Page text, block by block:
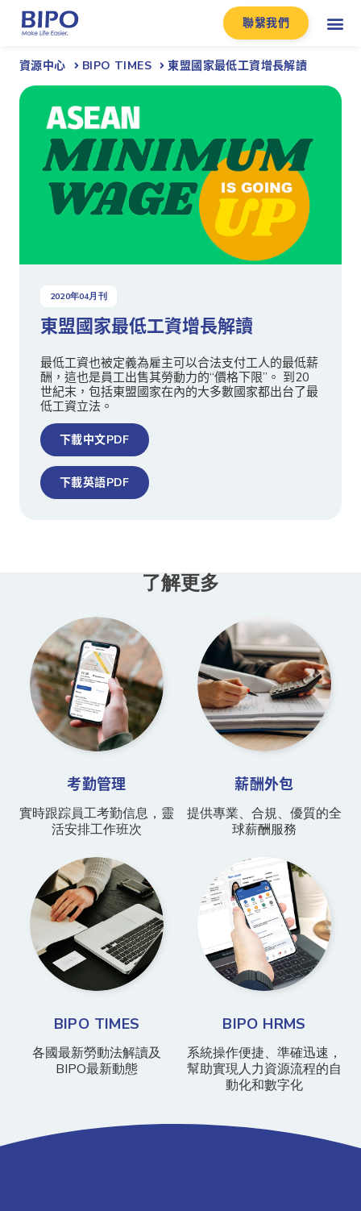
聯繫我們
資源中心 BIPO TIMES 東盟國家最低工資增長解讀
2020年04月刊
東盟國家最低工資增長解讀
最低工資也被定義為雇主可以合法支付工人的最低薪
酬，這也是員工出售其勞動力的“價格下限”。 到20
世紀末，包括東盟國家在內的大多數國家都出台了最
低工資立法。
下載中文PDF
下載英語PDF
了解更多
考勤管理
實時跟踪員工考勤信息，靈
活安排工作班次
薪酬外包
提供專業、合規、優質的全
球薪酬服務
BIPO TIMES
各國最新勞動法解讀及
BIPO最新動態
BIPO HRMS
系統操作便捷、準確迅速，
幫助實現人力資源流程的自
動化和數字化